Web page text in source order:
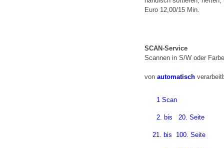
Euro 12,00/15 Min.
SCAN-Service
Scannen in S/W oder
vonautomatisch
1 Scan
2. bis 20. Seite
21. bis 100. Seite